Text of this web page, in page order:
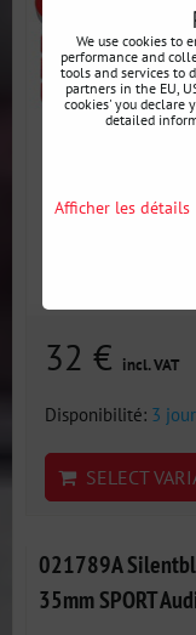
32 € incl. VAT
Disponibilité: 3
SELECT
021789A
35mm SPORT
We use cookies to
performance and
tools and services to
partners in the EU,
cookies' you declare
detailed
Afficher les détails